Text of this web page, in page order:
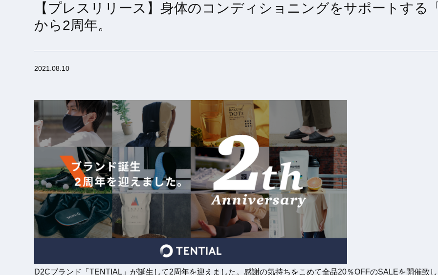
【プレスリリース】身体のコンディショニングをサポートする
から2周年。
2021.08.10
D2Cブランド「TENTIAL」が誕生して2周年を迎えました。感謝の気持ちをこめて全品20％OFFのSALEを開催致